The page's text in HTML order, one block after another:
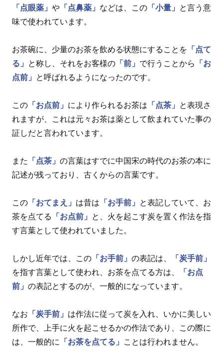
「点眼薬」 や 「点鼻薬」 などは、この 「小量」
と言う意
味で使われています。
お茶碗に、少量のお茶を飲める状態にすることを 「点て
る」
と称し、それをお客様の 「前」 で行うことから
「お
点前」
と呼ばれるようになったのです。
この 「お点前」 により作られるお茶は 「点茶」
と表現さ
れますが、これは元々お茶は薬として飲まれていた事の
証しだと言われています。
また 「点茶」 の言葉はすでに中国宋の時代のお茶の本に
記述が残っており、古くからの言葉です。
この 「おてまえ」 は昔は 「お手前」
と表記していて、お
茶を点てる
「お点前」
と、火を起こす炭を置く作法を指
す言葉として使われていました。
しかし近年では、この 「お手前」 の表記は、
「炭手前」
を指す言葉として使われ、お茶を点てる方は、
「お点
前」 の表記とするのが、一般的になっています。
なお 「炭手前」 は作法に従って炭を入れ、いかに美しい
所作で、上手に火を起こせるかの作法であり、この際に
は、一般的に
「お茶を点てる」 ことは行われません。